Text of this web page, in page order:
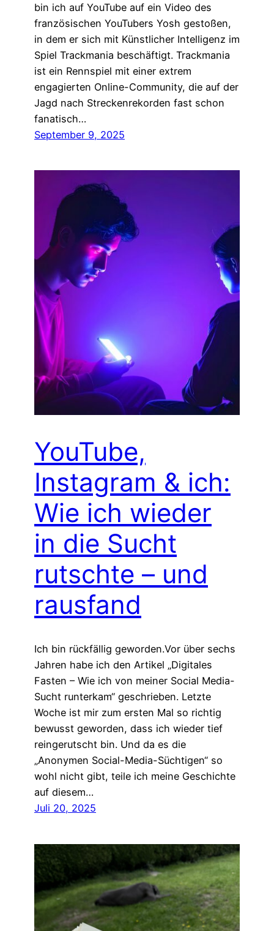
bin ich auf YouTube auf ein Video des
französischen YouTubers Yosh gestoßen,
in dem er sich mit Künstlicher Intelligenz im
Spiel Trackmania beschäftigt. Trackmania
ist ein Rennspiel mit einer extrem
engagierten Online-Community, die auf der
Jagd nach Streckenrekorden fast schon
fanatisch…
September 9, 2025
YouTube,
Instagram & ich:
Wie ich wieder
in die Sucht
rutschte – und
rausfand
Ich bin rückfällig geworden.Vor über sechs
Jahren habe ich den Artikel „Digitales
Fasten – Wie ich von meiner Social Media-
Sucht runterkam“ geschrieben. Letzte
Woche ist mir zum ersten Mal so richtig
bewusst geworden, dass ich wieder tief
reingerutscht bin. Und da es die
„Anonymen Social-Media-Süchtigen“ so
wohl nicht gibt, teile ich meine Geschichte
auf diesem…
Juli 20, 2025